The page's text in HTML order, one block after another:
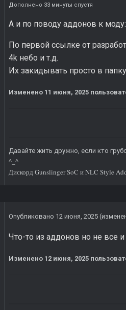
Дополнено 33 минуты спустя
А и по поводу аддонов к моду:
По первой ссылке от
4k небо и т.д.
Их закидывать просто в
Изменено 11 июня, 2025
Давайте жить дружно, если кто
^_^
Дискорд Gunslinger SoC и NLC Style
Опубликовано 12 июня, 2025
Что-то из аддонов но не все
Изменено 12 июня, 2025